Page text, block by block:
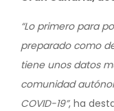
“Lo primero para
preparado como
tiene unos datos
comunidad
COVID-19”, ha